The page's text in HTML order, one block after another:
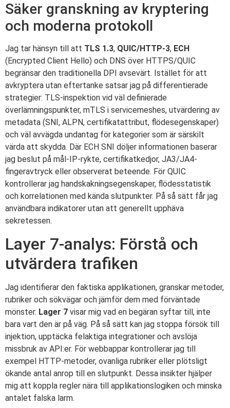
Säker granskning av kryptering
och moderna protokoll
Jag tar hänsyn till att TLS 1.3, QUIC/HTTP-3, ECH
(Encrypted Client Hello) och DNS över HTTPS/QUIC
begränsar den traditionella DPI avsevärt. Istället för att
avkryptera utan eftertanke satsar jag på differentierade
strategier: TLS-inspektion vid väl definierade
överlämningspunkter, mTLS i servicemeshes, utvärdering av
metadata (SNI, ALPN, certifikatattribut, flödesegenskaper)
och väl avvägda undantag för kategorier som är särskilt
värda att skydda. Där ECH SNI döljer informationen baserar
jag beslut på mål-IP-rykte, certifikatkedjor, JA3/JA4-
fingeravtryck eller observerat beteende. För QUIC
kontrollerar jag handskakningsegenskaper, flödesstatistik
och korrelationen med kända slutpunkter. På så sätt får jag
användbara indikatorer utan att generellt upphäva
sekretessen.
Layer 7-analys: Förstå och
utvärdera trafiken
Jag identifierar den faktiska applikationen, granskar metoder,
rubriker och sökvägar och jämför dem med förväntade
mönster. Lager 7 visar mig vad en begäran syftar till, inte
bara vart den är på väg. På så sätt kan jag stoppa försök till
injektion, upptäcka felaktiga integrationer och avslöja
missbruk av API:er. För webbappar kontrollerar jag till
exempel HTTP-metoder, ovanliga rubriker eller plötsligt
ökande antal anrop till en slutpunkt. Dessa insikter hjälper
mig att koppla regler nära till applikationslogiken och minska
antalet falska larm.